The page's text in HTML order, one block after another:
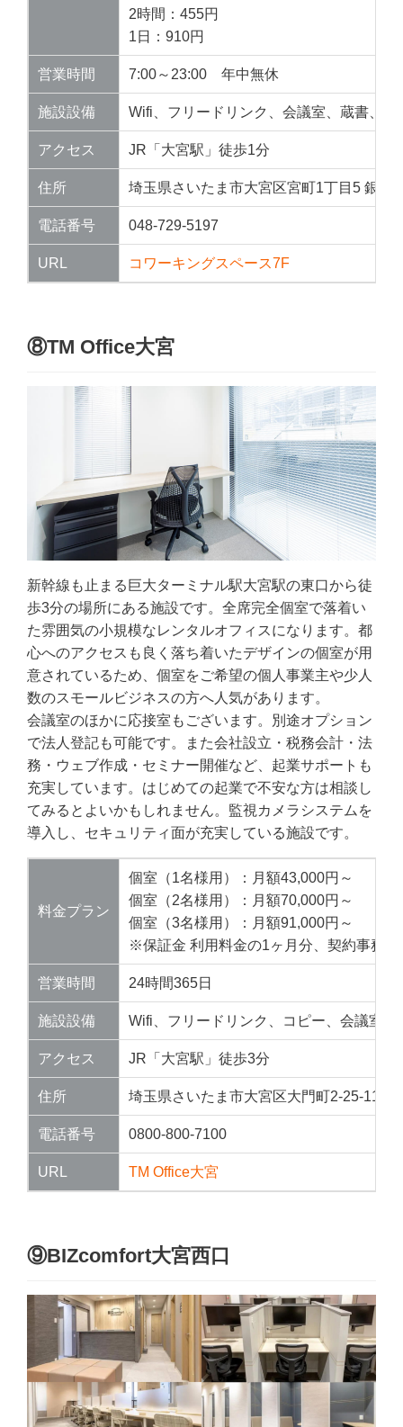
2時間：455円
1日：910円
営業時間 7:00～23:00 年中無休
施設設備 Wifi、フリードリンク、会議室、蔵書、文
アクセス JR「大宮駅」徒歩1分
住所 埼玉県さいたま市大宮区宮町1丁目5 銀座
電話番号 048-729-5197
URL コワーキングスペース7F
⑧TM Office大宮
新幹線も止まる巨大ターミナル駅大宮駅の東口から徒
歩3分の場所にある施設です。全席完全個室で落着い
た雰囲気の小規模なレンタルオフィスになります。都
心へのアクセスも良く落ち着いたデザインの個室が用
意されているため、個室をご希望の個人事業主や少人
数のスモールビジネスの方へ人気があります。
会議室のほかに応接室もございます。別途オプション
で法人登記も可能です。また会社設立・税務会計・法
務・ウェブ作成・セミナー開催など、起業サポートも
充実しています。はじめての起業で不安な方は相談し
てみるとよいかもしれません。監視カメラシステムを
導入し、セキュリティ面が充実している施設です。
料金プラン
個室（1名様用）：月額43,000円～
個室（2名様用）：月額70,000円～
個室（3名様用）：月額91,000円～
※保証金 利用料金の1ヶ月分、契約事務手
営業時間 24時間365日
施設設備 Wifi、フリードリンク、コピー、会議室、
アクセス JR「大宮駅」徒歩3分
住所 埼玉県さいたま市大宮区大門町2-25-11
電話番号 0800-800-7100
URL TM Office大宮
⑨BIZcomfort大宮西口